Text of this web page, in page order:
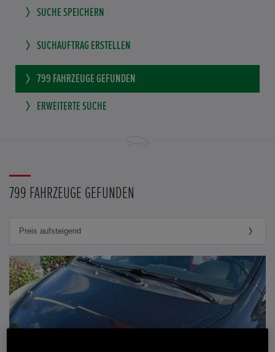
SUCHE SPEICHERN
SUCHAUFTRAG ERSTELLEN
799 FAHRZEUGE GEFUNDEN
ERWEITERTE SUCHE
799 FAHRZEUGE GEFUNDEN